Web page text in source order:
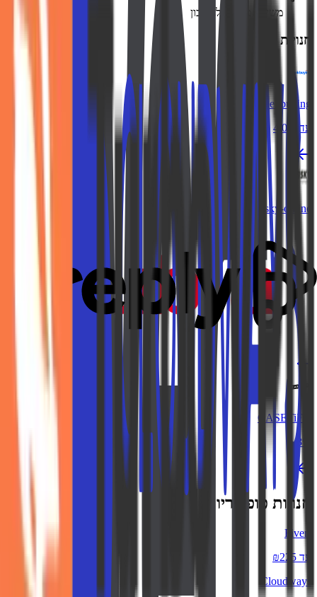
משיכה מהירה לחשבון
חנויות דומות
Geekbuying
עד 4.0%
Sunsky-online
KSP
עד 3%
CASETiFY
1.8%
חנויות פופולריות
Fiverr
עד ₪225
Cloudways